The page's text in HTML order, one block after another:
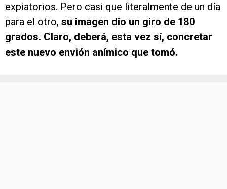
expiatorios. Pero casi que literalmente de un día
para el otro, su imagen dio un giro de 180
grados. Claro, deberá, esta vez sí, concretar
este nuevo envión anímico que tomó.